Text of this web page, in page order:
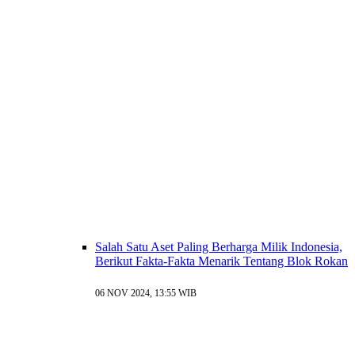
Salah Satu Aset Paling Berharga Milik Indonesia,
Berikut Fakta-Fakta Menarik Tentang Blok Rokan
06 NOV 2024, 13:55 WIB